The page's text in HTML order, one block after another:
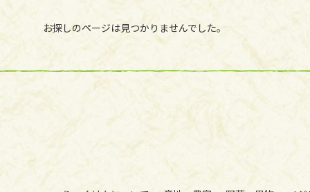
お探しのページは見つかりませんでした。